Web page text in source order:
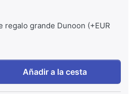
regalo grande Dunoon (+EUR
Lomond Blue Ocean Seahorse
Añadir a la cesta